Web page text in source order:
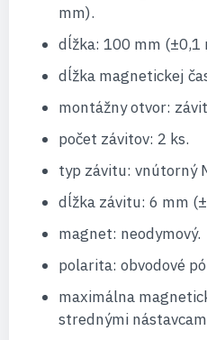
mm).
dĺžka: 100 mm (±0,1
dĺžka magnetickej
montážny otvor:
počet závitov: 2 ks.
typ závitu: vnútorný
dĺžka závitu: 6 mm
magnet: neodymový.
polarita: obvodové
maximálna
strednými